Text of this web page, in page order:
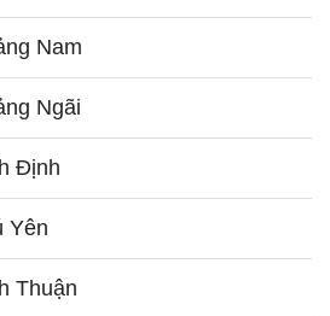
Nam
Ngãi
Định
Yên
Thuận